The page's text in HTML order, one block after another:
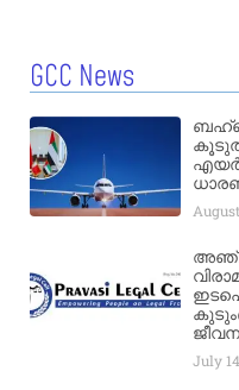
GCC News
എയർ
July